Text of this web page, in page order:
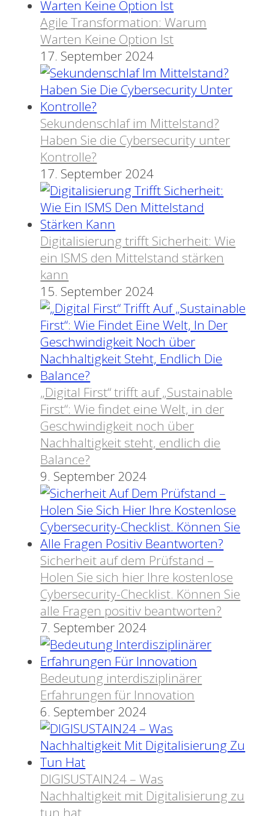
Agile Transformation: Warum
Warten Keine Option Ist
17. September 2024
Sekundenschlaf im Mittelstand?
Haben Sie die Cybersecurity unter
Kontrolle?
17. September 2024
Digitalisierung trifft Sicherheit: Wie
ein ISMS den Mittelstand stärken
kann
15. September 2024
„Digital First“ trifft auf „Sustainable
First“: Wie findet eine Welt, in der
Geschwindigkeit noch über
Nachhaltigkeit steht, endlich die
Balance?
9. September 2024
Sicherheit auf dem Prüfstand –
Holen Sie sich hier Ihre kostenlose
Cybersecurity-Checklist. Können Sie
alle Fragen positiv beantworten?
7. September 2024
Bedeutung interdisziplinärer
Erfahrungen für Innovation
6. September 2024
DIGISUSTAIN24 – Was
Nachhaltigkeit mit Digitalisierung zu
tun hat